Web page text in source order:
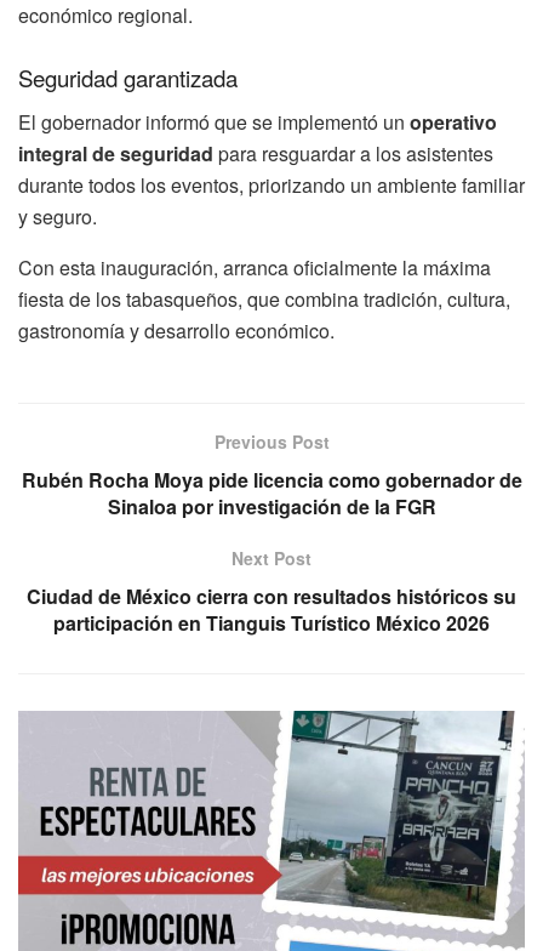
económico regional.
Seguridad garantizada
El gobernador informó que se implementó un operativo
integral de seguridad para resguardar a los asistentes
durante todos los eventos, priorizando un ambiente familiar
y seguro.
Con esta inauguración, arranca oficialmente la máxima
fiesta de los tabasqueños, que combina tradición, cultura,
gastronomía y desarrollo económico.
Previous Post
Rubén Rocha Moya pide licencia como gobernador de
Sinaloa por investigación de la FGR
Next Post
Ciudad de México cierra con resultados históricos su
participación en Tianguis Turístico México 2026